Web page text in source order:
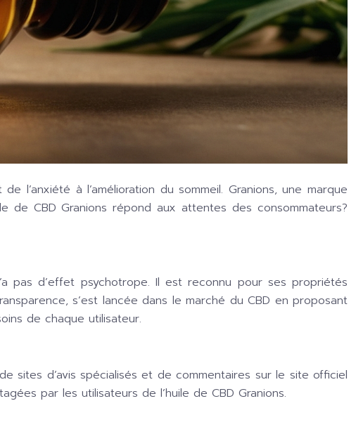
l’anxiété à l’amélioration du sommeil. Granions, une marque
de CBD Granions répond aux attentes des consommateurs?
pas d’effet psychotrope. Il est reconnu pour ses propriétés
s’est lancée dans le marché du CBD en proposant
de chaque utilisateur.
sites d’avis spécialisés et de commentaires sur le site officiel
par les utilisateurs de l’huile de CBD Granions.